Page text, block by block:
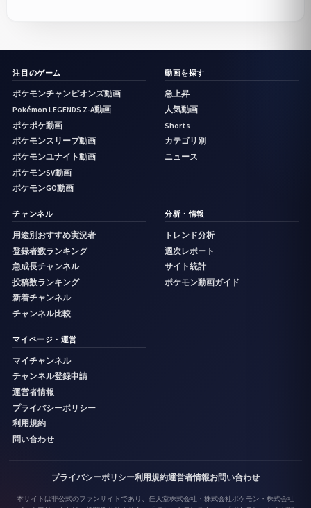
注目のゲーム
ポケモンチャンピオンズ動画
Pokémon LEGENDS Z-A動画
ポケポケ動画
ポケモンスリープ動画
ポケモンユナイト動画
ポケモンSV動画
ポケモンGO動画
動画を探す
急上昇
人気動画
Shorts
カテゴリ別
ニュース
チャンネル
用途別おすすめ実況者
登録者数ランキング
急成長チャンネル
投稿数ランキング
新着チャンネル
チャンネル比較
分析・情報
トレンド分析
週次レポート
サイト統計
ポケモン動画ガイド
マイページ・運営
マイチャンネル
チャンネル登録申請
運営者情報
プライバシーポリシー
利用規約
問い合わせ
プライバシーポリシー利用規約運営者情報お問い合わせ
本サイトは非公式のファンサイトであり、任天堂株式会社・株式会社ポケモン・株式会社